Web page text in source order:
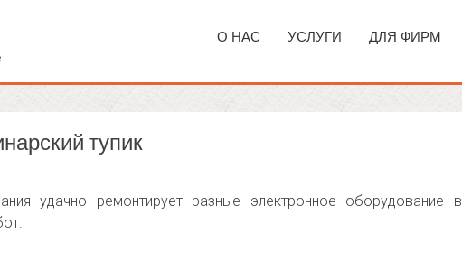
О НАС УСЛУГИ ДЛЯ ФИРМ
тупик
удачно ремонтирует разные электронное оборудование в